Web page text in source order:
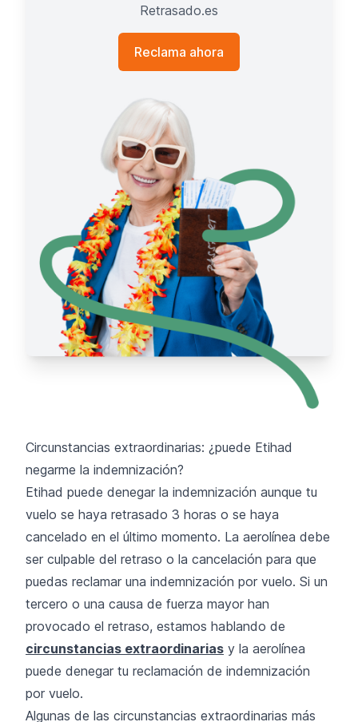
Retrasado.es
Reclama ahora
Circunstancias extraordinarias: ¿puede Etihad
negarme la indemnización?
Etihad puede denegar la indemnización aunque tu
vuelo se haya retrasado 3 horas o se haya
cancelado en el último momento. La aerolínea debe
ser culpable del retraso o la cancelación para que
puedas reclamar una indemnización por vuelo. Si un
tercero o una causa de fuerza mayor han
provocado el retraso, estamos hablando de
circunstancias extraordinarias y la aerolínea
puede denegar tu reclamación de indemnización
por vuelo.
Algunas de las circunstancias extraordinarias más